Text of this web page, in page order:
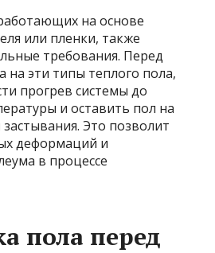
на основе
или пленки, также
требования. Перед
на эти типы теплого пола,
прогрев системы до
и оставить пол на
Это позволит
деформаций и
в процессе
пола перед